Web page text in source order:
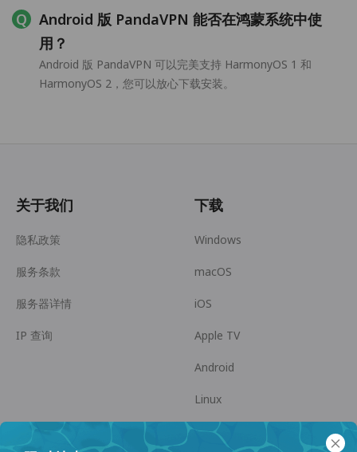
Android 版 PandaVPN 能否在鸿蒙系统中使
用？
Android 版 PandaVPN 可以完美支持 HarmonyOS 1 和
HarmonyOS 2，您可以放心下载安装。
关于我们
隐私政策
服务条款
服务器详情
IP 查询
下载
Windows
macOS
iOS
Apple TV
Android
Linux
Android TV